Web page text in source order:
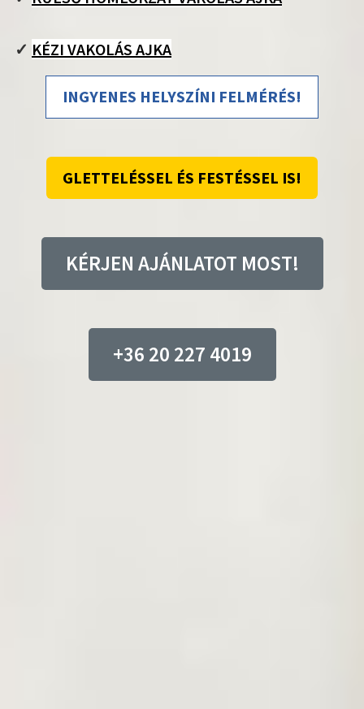
✓ KÉZI VAKOLÁS AJKA
INGYENES HELYSZÍNI FELMÉRÉS!
GLETTELÉSSEL ÉS FESTÉSSEL IS!
KÉRJEN AJÁNLATOT MOST!
+36 20 227 4019